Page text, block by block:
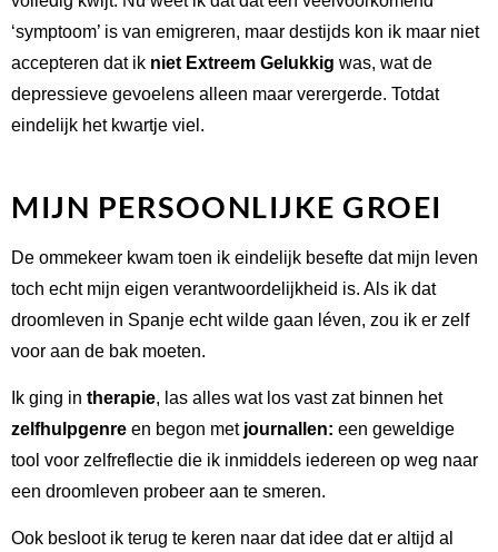
‘symptoom’ is van emigreren, maar destijds kon ik maar niet
accepteren dat ik niet Extreem Gelukkig was, wat de
depressieve gevoelens alleen maar verergerde. Totdat
eindelijk het kwartje viel.
MIJN PERSOONLIJKE GROEI
De ommekeer kwam toen ik eindelijk besefte dat mijn leven
toch echt mijn eigen verantwoordelijkheid is. Als ik dat
droomleven in Spanje echt wilde gaan léven, zou ik er zelf
voor aan de bak moeten.
Ik ging in therapie, las alles wat los vast zat binnen het
zelfhulpgenre en begon met journallen: een geweldige
tool voor zelfreflectie die ik inmiddels iedereen op weg naar
een droomleven probeer aan te smeren.
Ook besloot ik terug te keren naar dat idee dat er altijd al